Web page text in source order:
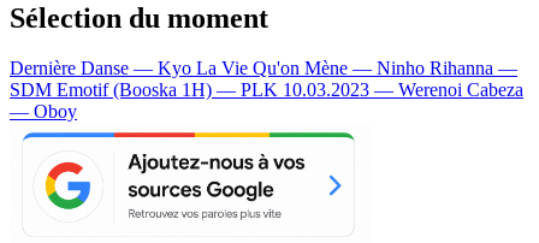
Sélection du moment
Dernière Danse — Kyo La Vie Qu'on Mène — Ninho Rihanna —
SDM Emotif (Booska 1H) — PLK 10.03.2023 — Werenoi Cabeza
— Oboy